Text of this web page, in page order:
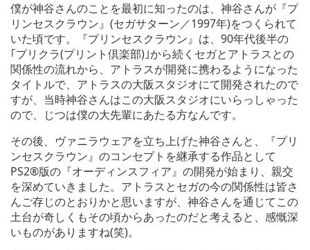
僕が神谷さんのことを最初に知ったのは、神谷さんが『プ
リンセスクラウン』(セガサターン／1997年)をつくられて
いた頃です。『プリンセスクラウン』は、90年代後半の
｢プリクラ(プリント倶楽部)｣から続くセガとアトラスとの
関係性の流れから、アトラスが開発に携わるようになった
タイトルで、アトラスの大阪スタジオにて開発されたので
すが、当時神谷さんはこの大阪スタジオにいらっしゃった
ので、じつは僕の大先輩にあたる方なんです。
その後、ヴァニラウェアを立ち上げた神谷さんと、『プリ
ンセスクラウン』のコンセプトを継承する作品として
PS2®版の『オーディンスフィア』の開発が始まり、親交
を深めていきました。アトラスとセガの今の関係性は皆さ
んご存じのとおりかと思いますが、神谷さんを通じてこの
土台が奇しくもその頃からあったのだと考えると、感慨深
いものがありますね(笑)。